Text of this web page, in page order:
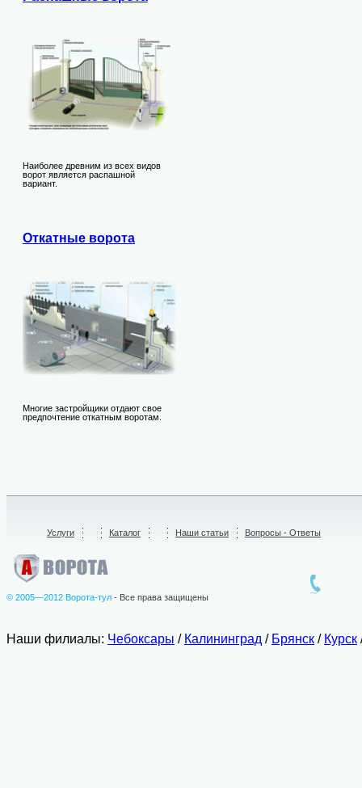
Наиболее древним из всех видов
ворот является распашной
вариант.
Откатные ворота
Многие застройщики отдают свое
предпочтение откатным воротам.
Услуги Каталог Наши статьи Вопросы - Ответы
© 2005—2012 Ворота-тул - Все права защищены
Наши филиалы: Чебоксары / Калининград / Брянск / Курск